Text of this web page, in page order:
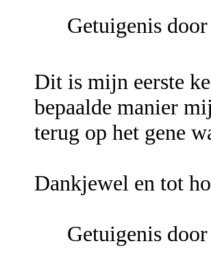
Getuigenis door
Dit is mijn eerste
bepaalde manier
terug op het gene
Dankjewel en tot
Getuigenis door